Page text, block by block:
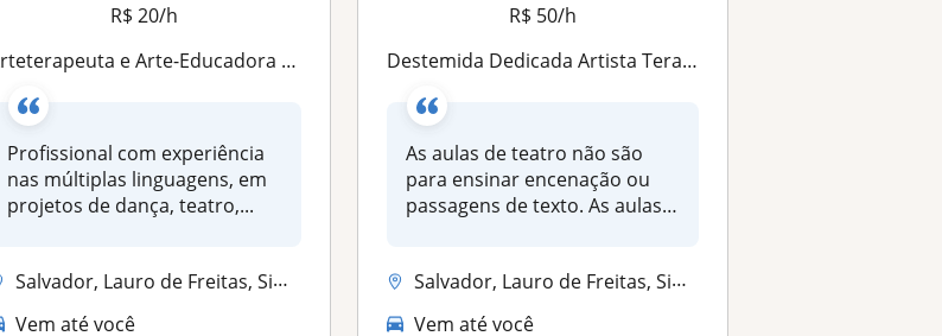
R$ 20/h
Arteterapeuta e Arte-Educadora para todas as Idades
Profissional com experiência
nas múltiplas linguagens, em
projetos de dança, teatro,...
Salvador, Lauro de Freitas, Simões Filho, Itaparica
Vem até você
R$ 50/h
Destemida Dedicada Artista Terapeuta Crianças Idosos Jovens Adultos
As aulas de teatro não são
para ensinar encenação ou
passagens de texto. As aulas
Salvador, Lauro de Freitas, Simões Filho, Itaparica
Vem até você